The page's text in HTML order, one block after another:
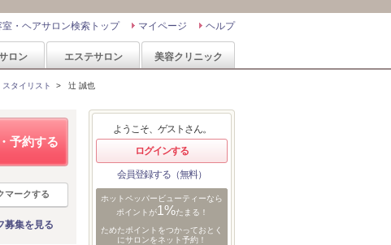
ヘルプ
マイページ
・ヘアサロン検索トップ
ロン エステサロン 美容クリニック
スタイリスト > 辻 誠也
予約する
マークする
募集を見る
ようこそ、ゲストさん。
ログインする
会員登録する（無料）
ホットペッパービューティーなら
ポイントが1%たまる！
ためたポイントをつかっておとく
にサロンをネット予約！